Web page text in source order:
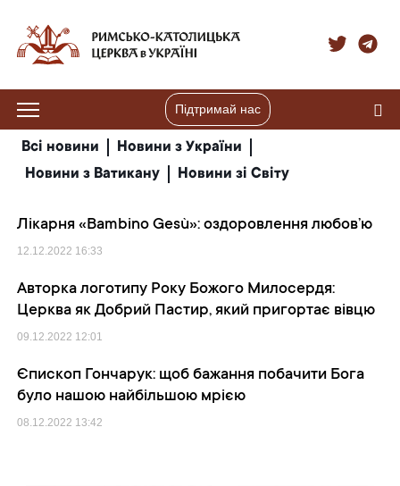
Підтримай нас
Всі новини
Новини з України
Новини з Ватикану
Новини зі Світу
Лікарня «Bаmbino Gesù»: оздоровлення любов’ю
12.12.2022 16:33
Авторка логотипу Року Божого Милосердя:
Церква як Добрий Пастир, який пригортає вівцю
09.12.2022 12:01
Єпископ Гончарук: щоб бажання побачити Бога
було нашою найбільшою мрією
08.12.2022 13:42